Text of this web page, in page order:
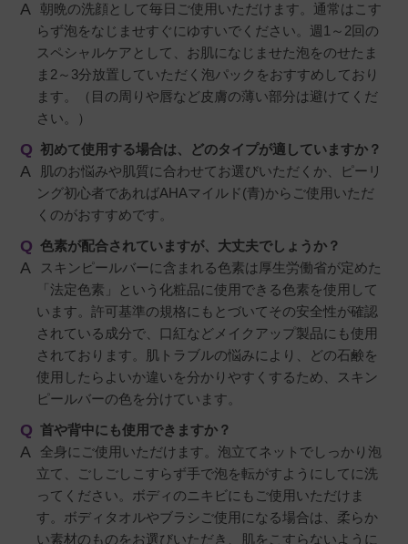
朝晩の洗顔として毎日ご使用いただけます。通常はこす
らず泡をなじませすぐにゆすいでください。週1～2回の
スペシャルケアとして、お肌になじませた泡をのせたま
ま2～3分放置していただく泡パックをおすすめしており
ます。（目の周りや唇など皮膚の薄い部分は避けてくだ
さい。）
初めて使用する場合は、どのタイプが適していますか？
肌のお悩みや肌質に合わせてお選びいただくか、ピーリ
ング初心者であればAHAマイルド(青)からご使用いただ
くのがおすすめです。
色素が配合されていますが、大丈夫でしょうか？
スキンピールバーに含まれる色素は厚生労働省が定めた
「法定色素」という化粧品に使用できる色素を使用して
います。許可基準の規格にもとづいてその安全性が確認
されている成分で、口紅などメイクアップ製品にも使用
されております。肌トラブルの悩みにより、どの石鹸を
使用したらよいか違いを分かりやすくするため、スキン
ピールバーの色を分けています。
首や背中にも使用できますか？
全身にご使用いただけます。泡立てネットでしっかり泡
立て、ごしごしこすらず手で泡を転がすようにしてに洗
ってください。ボディのニキビにもご使用いただけま
す。ボディタオルやブラシご使用になる場合は、柔らか
い素材のものをお選びいただき、肌をこすらないように